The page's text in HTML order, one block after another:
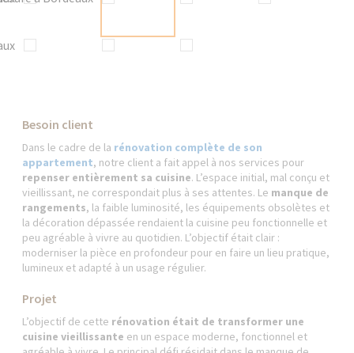
Besoin client
Dans le cadre de la rénovation complète de son
appartement, notre client a fait appel à nos services pour
repenser entièrement sa cuisine. L’espace initial, mal conçu et
vieillissant, ne correspondait plus à ses attentes. Le manque de
rangements, la faible luminosité, les équipements obsolètes et
la décoration dépassée rendaient la cuisine peu fonctionnelle et
peu agréable à vivre au quotidien. L’objectif était clair :
moderniser la pièce en profondeur pour en faire un lieu pratique,
lumineux et adapté à un usage régulier.
Projet
L’objectif de cette rénovation était de transformer une
cuisine vieillissante en un espace moderne, fonctionnel et